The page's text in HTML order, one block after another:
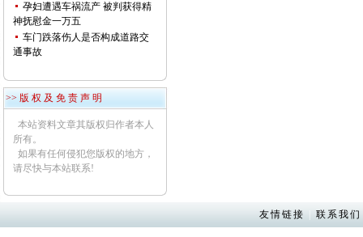
孕妇遭遇车祸流产 被判获得精
神抚慰金一万五
车门跌落伤人是否构成道路交
通事故
>> 版 权 及 免 责 声 明
本站资料文章其版权归作者本人
所有。
如果有任何侵犯您版权的地方，
请尽快与本站联系!
友情链接 联系我们